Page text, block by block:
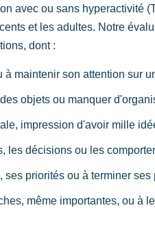
avec ou sans hyperactivité
et les adultes. Notre
dont :
à maintenir son attention sur
objets ou manquer
impression d'avoir mille
les décisions ou les
ses priorités ou à terminer ses
même importantes, ou à